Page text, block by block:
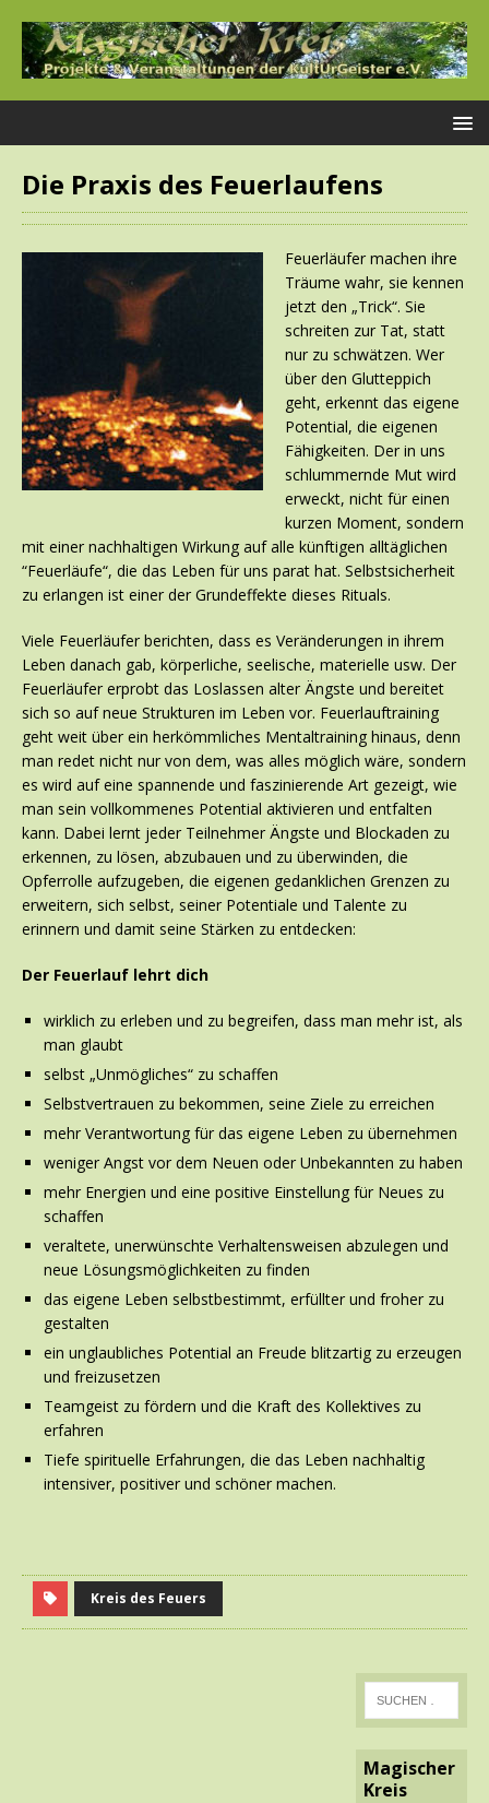
Die Praxis des Feuerlaufens
Feuerläufer machen ihre
Träume wahr, sie kennen
jetzt den „Trick“. Sie
schreiten zur Tat, statt
nur zu schwätzen. Wer
über den Glutteppich
geht, erkennt das eigene
Potential, die eigenen
Fähigkeiten. Der in uns
schlummernde Mut wird
erweckt, nicht für einen
kurzen Moment, sondern
mit einer nachhaltigen Wirkung auf alle künftigen alltäglichen
“Feuerläufe“, die das Leben für uns parat hat. Selbstsicherheit
zu erlangen ist einer der Grundeffekte dieses Rituals.
Viele Feuerläufer berichten, dass es Veränderungen in ihrem
Leben danach gab, körperliche, seelische, materielle usw. Der
Feuerläufer erprobt das Loslassen alter Ängste und bereitet
sich so auf neue Strukturen im Leben vor. Feuerlauftraining
geht weit über ein herkömmliches Mentaltraining hinaus, denn
man redet nicht nur von dem, was alles möglich wäre, sondern
es wird auf eine spannende und faszinierende Art gezeigt, wie
man sein vollkommenes Potential aktivieren und entfalten
kann. Dabei lernt jeder Teilnehmer Ängste und Blockaden zu
erkennen, zu lösen, abzubauen und zu überwinden, die
Opferrolle aufzugeben, die eigenen gedanklichen Grenzen zu
erweitern, sich selbst, seiner Potentiale und Talente zu
erinnern und damit seine Stärken zu entdecken:
Der Feuerlauf lehrt dich
wirklich zu erleben und zu begreifen, dass man mehr ist, als
man glaubt
selbst „Unmögliches“ zu schaffen
Selbstvertrauen zu bekommen, seine Ziele zu erreichen
mehr Verantwortung für das eigene Leben zu übernehmen
weniger Angst vor dem Neuen oder Unbekannten zu haben
mehr Energien und eine positive Einstellung für Neues zu
schaffen
veraltete, unerwünschte Verhaltensweisen abzulegen und
neue Lösungsmöglichkeiten zu finden
das eigene Leben selbstbestimmt, erfüllter und froher zu
gestalten
ein unglaubliches Potential an Freude blitzartig zu erzeugen
und freizusetzen
Teamgeist zu fördern und die Kraft des Kollektives zu
erfahren
Tiefe spirituelle Erfahrungen, die das Leben nachhaltig
intensiver, positiver und schöner machen.
Kreis des Feuers
Magischer
Kreis